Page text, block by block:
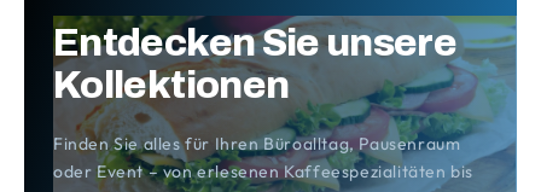
Entdecken Sie unsere
Kollektionen
Finden Sie alles für Ihren Büroalltag, Pausenraum
oder Event – von erlesenen Kaffeespezialitäten bis